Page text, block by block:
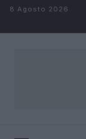
Salta al contenuto
8 Agosto 2026